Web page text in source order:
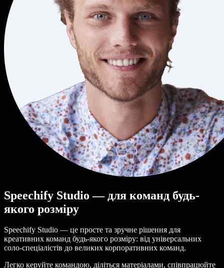
Speechify Studio — для команд будь-
якого розміру
Speechify Studio — це просте та зручне рішення для
креативних команд будь-якого розміру: від універсальних
соло-спеціалістів до великих корпоративних команд.
Легко керуйте командою, діліться матеріалами, співпрацюйте